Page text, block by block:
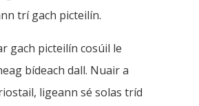
trí gach picteilín.
gach picteilín cosúil le
bídeach dall. Nuair a
ligeann sé solas tríd